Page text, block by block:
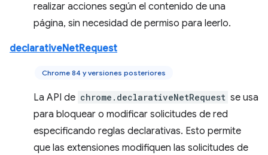
realizar acciones según el contenido de una
página, sin necesidad de permiso para leerlo.
declarativeNetRequest
Chrome 84 y versiones posteriores
La API de chrome.declarativeNetRequest se usa
para bloquear o modificar solicitudes de red
especificando reglas declarativas. Esto permite
que las extensiones modifiquen las solicitudes de